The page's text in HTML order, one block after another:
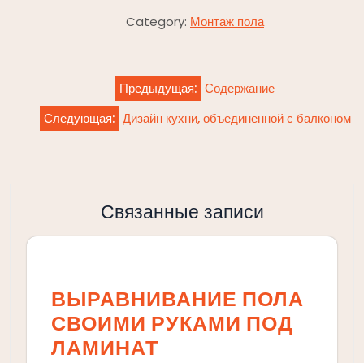
Category: Монтаж пола
Навигация
по
записям
Предыдущая: Содержание
Следующая: Дизайн кухни, объединенной с балконом
Связанные записи
ВЫРАВНИВАНИЕ ПОЛА
СВОИМИ РУКАМИ ПОД
ЛАМИНАТ